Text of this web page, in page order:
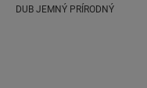
DUB JEMNÝ PRÍRODNÝ